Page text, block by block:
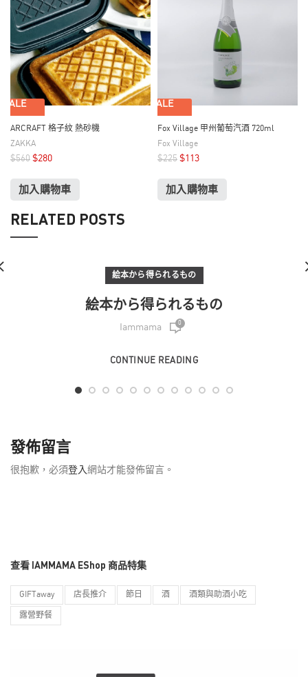
SALE
ARCRAFT 格子紋 熱砂機
ZAKKA
$560 $280
加入購物車
SALE
Fox Village 甲州葡萄汽酒 720ml
Fox Village
$225 $113
加入購物車
RELATED POSTS
絵本から得られるもの
絵本から得られるもの
Iammama 0
CONTINUE READING
發佈留言
很抱歉，必須登入網站才能發佈留言。
查看 IAMMAMA EShop 商品特集
GIFTaway 店長推介 節日 酒 酒類與助酒小吃
露營野餐